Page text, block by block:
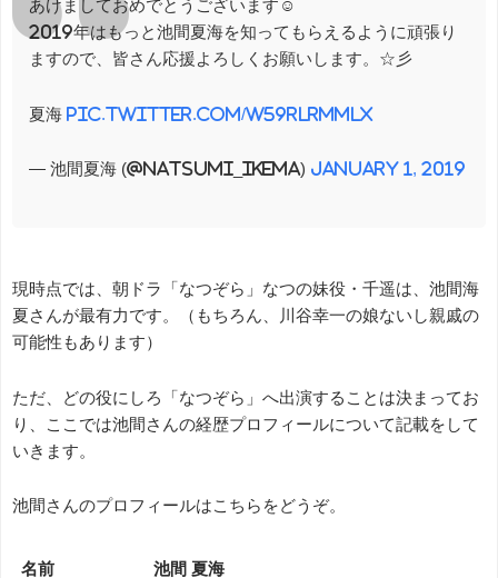
あけましておめでとうございます☺︎
2019年はもっと池間夏海を知ってもらえるように頑張り
ますので、皆さん応援よろしくお願いします。☆彡
夏海 pic.twitter.com/w59RlrmMlX
— 池間夏海 (@natsumi_ikema) January 1, 2019
現時点では、朝ドラ「なつぞら」なつの妹役・千遥は、池間海
夏さんが最有力です。（もちろん、川谷幸一の娘ないし親戚の
可能性もあります）
ただ、どの役にしろ「なつぞら」へ出演することは決まってお
り、ここでは池間さんの経歴プロフィールについて記載をして
いきます。
池間さんのプロフィールはこちらをどうぞ。
名前 池間 夏海